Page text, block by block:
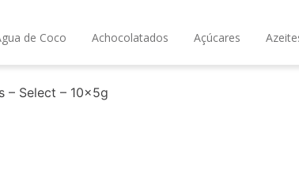
de Coco Achocolatados Açúcares
– Select – 10x5g